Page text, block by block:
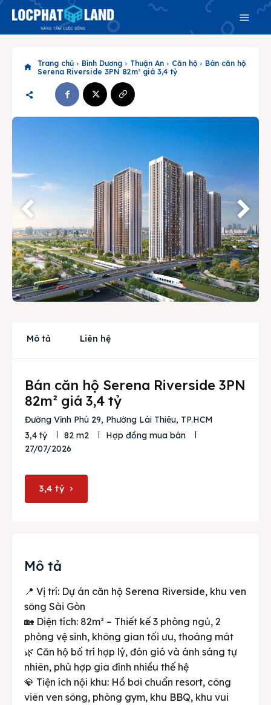
Search
Phiên bản cập nhật V3
Trang chủ
Dự án
Mua bán
Cho thuê
Liên hệ
Search
Trang chủ Bình Dương Thuận An Căn hộ
Bán căn hộ
Serena Riverside 3PN 82m² giá 3,4 tỷ
Mô tả Liên hệ
Bán căn hộ Serena Riverside 3PN
82m² giá 3,4 tỷ
Đường Vĩnh Phú 29, Phường Lái Thiêu, TP.HCM
3,4 tỷ
82 m2
Hợp đồng mua bán
27/07/2026
3,4 tỷ
Mô tả
📍 Vị trí: Dự án căn hộ Serena Riverside, khu ven
sông Sài Gòn
🏡 Diện tích: 82m² – Thiết kế 3 phòng ngủ, 2
phòng vệ sinh, không gian tối ưu, thoáng mát
🌿 Căn hộ bố trí hợp lý, đón gió và ánh sáng tự
nhiên, phù hợp gia đình nhiều thế hệ
💎 Tiện ích nội khu: Hồ bơi chuẩn resort, công
viên ven sông, phòng gym, khu BBQ, khu vui